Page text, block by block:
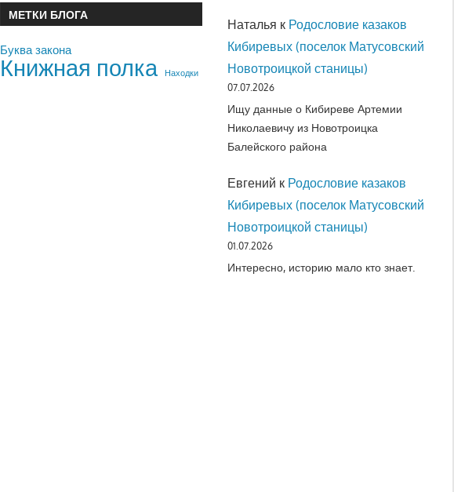
МЕТКИ БЛОГА
Буква закона
Книжная полка Находки
Наталья к Родословие казаков
Кибиревых (поселок Матусовский
Новотроицкой станицы)
07.07.2026
Ищу данные о Кибиреве Артемии
Николаевичу из Новотроицка
Балейского района
Евгений к Родословие казаков
Кибиревых (поселок Матусовский
Новотроицкой станицы)
01.07.2026
Интересно, историю мало кто знает.